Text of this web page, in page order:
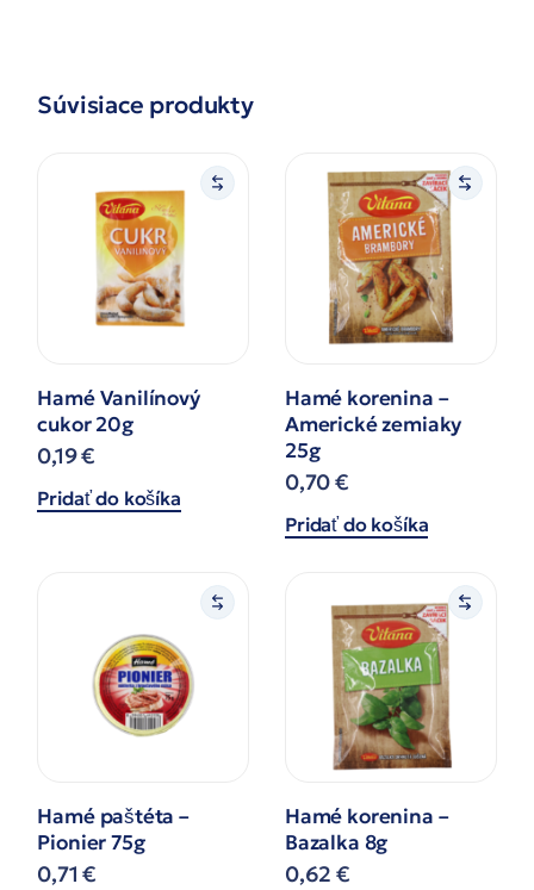
Súvisiace produkty
Hamé Vanilínový
cukor 20g
0,19€
Pridať do košíka
Hamé korenina –
Americké zemiaky
25g
0,70€
Pridať do košíka
Hamé paštéta –
Pionier 75g
0,71€
Hamé korenina –
Bazalka 8g
0,62€